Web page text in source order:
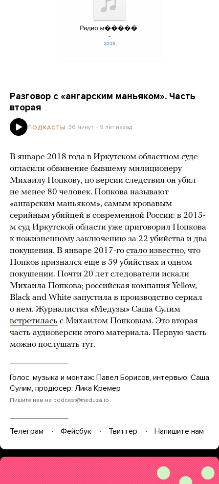
Разговор с «ангарским маньяком». Часть
вторая
ПОДКАСТЫ 36 минут 9 лет назад
В январе 2018 года в Иркутском областном суде
огласили обвинение бывшему милиционеру
Михаилу Попкову, по версии следствия он убил
не менее 80 человек. Попкова называют
«ангарским маньяком», самым кровавым
серийным убийцей в современной России: в 2015-
м суд Иркутской области уже приговорил Попкова
к пожизненному заключению за 22 убийства и два
покушения. В январе 2017-го стало известно, что
Попков признался еще в 59 убийствах и одном
покушении. Почти 20 лет следователи искали
Михаила Попкова; российская компания Yellow,
Black and White запустила в производство сериал
о нем. Журналистка «Медузы» Саша Сулим
встретилась с Михаилом Попковым. Это вторая
часть аудиоверсии этого материала. Первую часть
можно послушать тут.
Голос, музыка и монтаж: Павел Борисов, интервью: Саша
Сулим, продюсер: Лика Кремер
Пишите нам на podcast@meduza.io
Телеграм Фейсбук Твиттер Напишите нам